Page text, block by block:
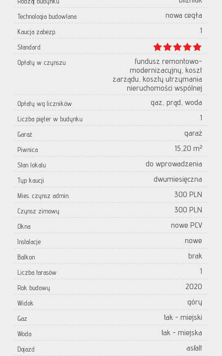
Technologia budowlana nowa cegła
Kaucja zabezp. 1
Standard
Opłaty w czynszu
fundusz remontowo-
modernizacyjny, koszt
zarządu, koszty utrzymania
nieruchomości wspólnej
Opłaty wg liczników gaz, prąd, woda
Liczba pięter w budynku 1
Garaż garaż
Piwnica 15,20 m²
Stan lokalu do wprowadzenia
Typ kaucji dwumiesięczna
Mies. czynsz admin. 300 PLN
Czynsz zimowy 300 PLN
Okna nowe PCV
Instalacje nowe
Balkon brak
Liczba tarasów 1
Rok budowy 2020
Widok góry
Gaz tak - miejski
Woda tak - miejska
Dojazd asfalt